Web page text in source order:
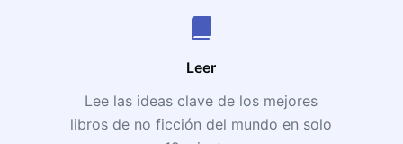
Leer
Lee las ideas clave de los mejores
libros de no ficción del mundo en solo